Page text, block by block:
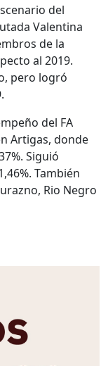
del
Valentina
de la
al 2019.
pero logró
del FA
Artigas, donde
Siguió
También
Rio Negro